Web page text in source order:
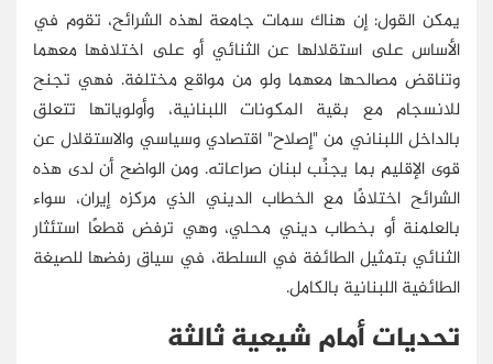
يمكن القول: إن هناك سمات جامعة لهذه الشرائح، تقوم في
الأساس على استقلالها عن الثنائي أو على اختلافها معهما
وتناقض مصالحها معهما ولو من مواقع مختلفة. فهي تجنح
للانسجام مع بقية المكونات اللبنانية، وأولوياتها تتعلق
بالداخل اللبناني من "إصلاح" اقتصادي وسياسي والاستقلال عن
قوى الإقليم بما يجنِّب لبنان صراعاته. ومن الواضح أن لدى هذه
الشرائح اختلافًا مع الخطاب الديني الذي مركزه إيران، سواء
بالعلمنة أو بخطاب ديني محلي، وهي ترفض قطعًا استئثار
الثنائي بتمثيل الطائفة في السلطة، في سياق رفضها للصيغة
الطائفية اللبنانية بالكامل.
تحديات أمام شيعية ثالثة